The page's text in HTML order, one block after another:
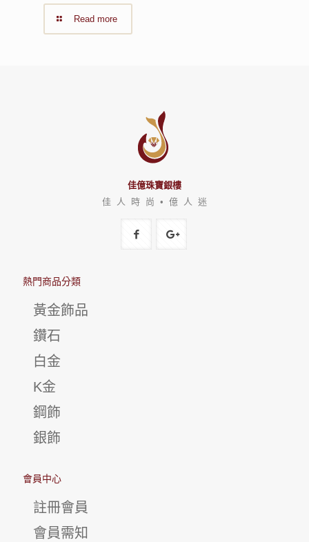
Read more
佳億珠寶銀樓
佳 人 時 尚 • 億 人 迷
熱門商品分類
黃金飾品
鑽石
白金
K金
鋼飾
銀飾
會員中心
註冊會員
會員需知